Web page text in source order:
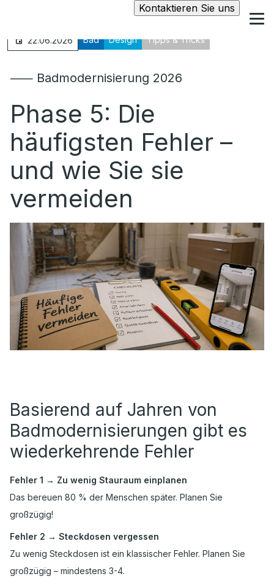
Kontaktieren Sie uns
22.06.2026 Bad Design Tipps & Tricks
⸺ Badmodernisierung 2026
Phase 5: Die
häufigsten Fehler –
und wie Sie sie
vermeiden
Basierend auf Jahren von
Badmodernisierungen gibt es
wiederkehrende Fehler
Fehler 1 → Zu wenig Stauraum einplanen
Das bereuen 80 % der Menschen später. Planen Sie
großzügig!
Fehler 2 → Steckdosen vergessen
Zu wenig Steckdosen ist ein klassischer Fehler. Planen Sie
großzügig – mindestens 3-4.